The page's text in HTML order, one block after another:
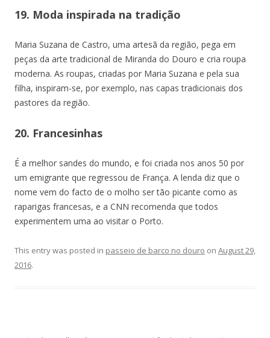
19. Moda inspirada na tradição
Maria Suzana de Castro, uma artesã da região, pega em
peças da arte tradicional de Miranda do Douro e cria roupa
moderna. As roupas, criadas por Maria Suzana e pela sua
filha, inspiram-se, por exemplo, nas capas tradicionais dos
pastores da região.
20. Francesinhas
É a melhor sandes do mundo, e foi criada nos anos 50 por
um emigrante que regressou de França. A lenda diz que o
nome vem do facto de o molho ser tão picante como as
raparigas francesas, e a CNN recomenda que todos
experimentem uma ao visitar o Porto.
This entry was posted in passeio de barco no douro on August 29,
2016.